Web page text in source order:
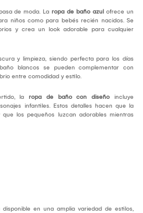
de moda. La ropa de baño azul ofrece un
niños como para bebés recién nacidos. Se
y crea un look adorable para cualquier
y limpieza, siendo perfecta para los días
blancos se pueden complementar con
entre comodidad y estilo.
la ropa de baño con diseño incluye
infantiles. Estos detalles hacen que la
los pequeños luzcan adorables mientras
disponible en una amplia variedad de estilos,